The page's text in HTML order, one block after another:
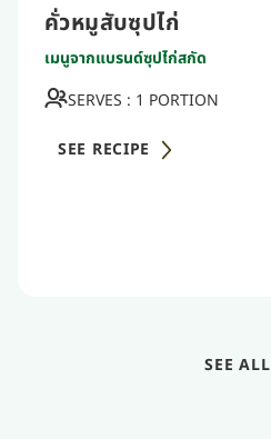
คั่วหมูสับซุปไก่
เมนูจากแบรนด์ซุปไก่สกัด
SERVES : 1 PORTION
SEE RECIPE
SEE ALL